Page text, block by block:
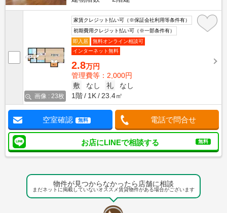
画像 : 23枚
家賃クレジット払い可（※保証会社利用等条件有）
初期費用クレジット払い可（※一部条件有）
即入居
無料オンライン相談可
インターネット無料
2.8万円
管理費等：2,000円
敷
なし 礼
なし
1階
1K 23.4㎡
空室確認 無料 電話で問合せ
お店にLINEで相談する 無料
物件が見つからなかったら店舗に相談
まだネットに掲載していないオススメ賃貸物件がある場合がございます